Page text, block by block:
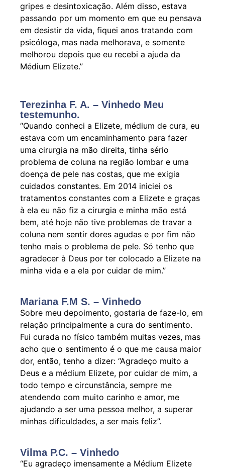
gripes e desintoxicação. Além disso, estava
passando por um momento em que eu pensava
em desistir da vida, fiquei anos tratando com
psicóloga, mas nada melhorava, e somente
melhorou depois que eu recebi a ajuda da
Médium Elizete.”
Terezinha F. A. – Vinhedo Meu
testemunho.
“Quando conheci a Elizete, médium de cura, eu
estava com um encaminhamento para fazer
uma cirurgia na mão direita, tinha sério
problema de coluna na região lombar e uma
doença de pele nas costas, que me exigia
cuidados constantes. Em 2014 iniciei os
tratamentos constantes com a Elizete e graças
à ela eu não fiz a cirurgia e minha mão está
bem, até hoje não tive problemas de travar a
coluna nem sentir dores agudas e por fim não
tenho mais o problema de pele. Só tenho que
agradecer à Deus por ter colocado a Elizete na
minha vida e a ela por cuidar de mim.”
Mariana F.M S. – Vinhedo
Sobre meu depoimento, gostaria de faze-lo, em
relação principalmente a cura do sentimento.
Fui curada no físico também muitas vezes, mas
acho que o sentimento é o que me causa maior
dor, então, tenho a dizer: “Agradeço muito a
Deus e a médium Elizete, por cuidar de mim, a
todo tempo e circunstância, sempre me
atendendo com muito carinho e amor, me
ajudando a ser uma pessoa melhor, a superar
minhas dificuldades, a ser mais feliz”.
Vilma P.C. – Vinhedo
“Eu agradeço imensamente a Médium Elizete